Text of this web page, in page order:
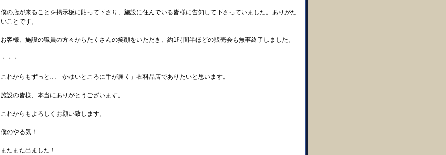
僕の店が来ることを掲示板に貼って下さり、施設に住んでいる皆様に告知して下さっていました。ありがた
いことです。
お客様、施設の職員の方々からたくさんの笑顔をいただき、約1時間半ほどの販売会も無事終了しました。
・・・
これからもずっと…「かゆいところに手が届く」衣料品店でありたいと思います。
施設の皆様、本当にありがとうございます。
これからもよろしくお願い致します。
僕のやる気！
またまた出ました！